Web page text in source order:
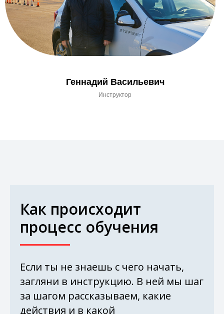
Инструктор
Геннадий Васильевич
Как происходит
процесс обучения
Если ты не знаешь с чего начать,
загляни в инструкцию. В ней мы шаг
за шагом рассказываем, какие
действия и в какой